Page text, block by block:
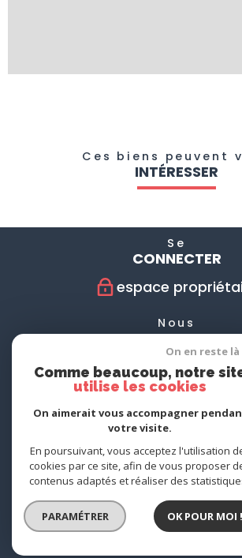
Ces biens peuvent
INTÉRESSER
Se
CONNECTER
espace
Nous
SUIVRE
ADHÉRONS
© 2026 | Tous droits réservés | Traduction powered
Nos honoraires
Plan du site Mentions légales Admin Partenaires
On en reste là
Comme beaucoup, notre
utilise les cookies
On aimerait vous accompagner
votre visite.
En poursuivant, vous acceptez l'utilisation
cookies par ce site, afin de vous proposer
contenus adaptés et réaliser des
PARAMÉTRER OK POUR MOI !